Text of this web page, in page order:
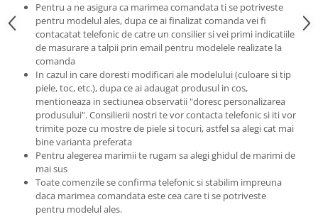
Pentru a ne asigura ca marimea comandata ti se potriveste
pentru modelul ales, dupa ce ai finalizat comanda vei fi
contacatat telefonic de catre un consilier si vei primi indicatiile
de masurare a talpii prin email pentru modelele realizate la
comanda
In cazul in care doresti modificari ale modelului (culoare si tip
piele, toc, etc.), dupa ce ai adaugat produsul in cos,
mentioneaza in sectiunea observatii "doresc personalizarea
produsului". Consilierii nostri te vor contacta telefonic si iti vor
trimite poze cu mostre de piele si tocuri, astfel sa alegi cat mai
bine varianta preferata
Pentru alegerea marimii te rugam sa alegi ghidul de marimi de
mai sus
Toate comenzile se confirma telefonic si stabilim impreuna
daca marimea comandata este cea care ti se potriveste
pentru modelul ales.